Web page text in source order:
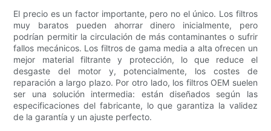
El precio es un factor importante, pero no el único. Los filtros
muy baratos pueden ahorrar dinero inicialmente, pero
podrían permitir la circulación de más contaminantes o sufrir
fallos mecánicos. Los filtros de gama media a alta ofrecen un
mejor material filtrante y protección, lo que reduce el
desgaste del motor y, potencialmente, los costes de
reparación a largo plazo. Por otro lado, los filtros OEM suelen
ser una solución intermedia: están diseñados según las
especificaciones del fabricante, lo que garantiza la validez
de la garantía y un ajuste perfecto.